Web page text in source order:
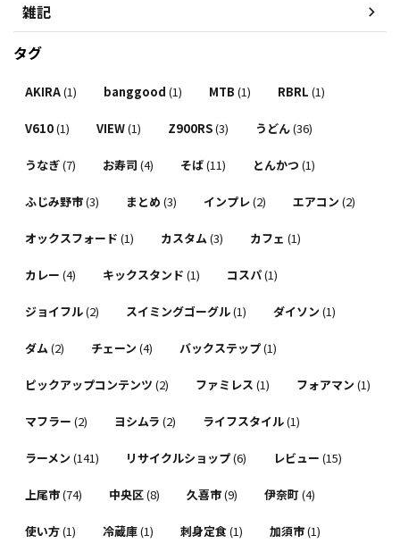
雑記
タグ
AKIRA(1) banggood (1) MTB (1) RBRL (1)
V610(1) VIEW(1) Z900RS(3) うどん(36)
うなぎ(7) お寿司 (4) そば(11) とんかつ (1)
ふじみ野市(3) まとめ (3) インプレ(2) エアコン (2)
オックスフォード (1) カスタム(3) カフェ (1)
カレー (4) キックスタンド (1) コスパ(1)
ジョイフル(2) スイミングゴーグル(1) ダイソン (1)
ダム(2) チェーン (4) バックステップ(1)
ピックアップコンテンツ (2) ファミレス (1) フォアマン (1)
マフラー (2) ヨシムラ (2) ライフスタイル(1)
ラーメン (141) リサイクルショップ(6) レビュー (15)
上尾市(74) 中央区(8) 久喜市(9) 伊奈町(4)
使い方(1) 冷蔵庫(1) 刺身定食(1) 加須市(1)